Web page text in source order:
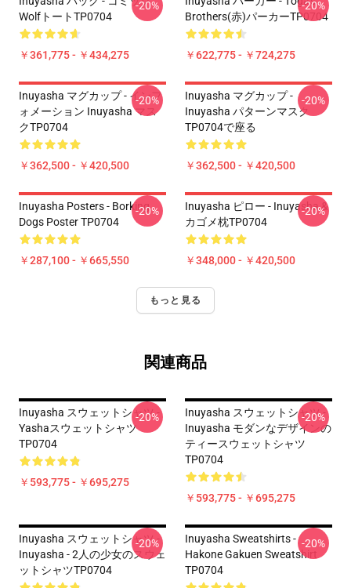
WolfトートTP0704
￥361,775 - ￥434,275
-20%
Brothers(赤)パーカーTP0704
￥622,775 - ￥724,275
-20%
Inuyasha マグカップ - インフ
ォメーション Inuyasha マス
クTP0704
￥362,500 - ￥420,500
-20%
Inuyasha マグカップ -
Inuyasha パターンマスク
TP0704で座る
￥362,500 - ￥420,500
-20%
Inuyasha Posters - Borking
Dogs Poster TP0704
￥287,100 - ￥665,550
-20%
Inuyasha ピロー - Inuyasha &
カゴメ枕TP0704
￥348,000 - ￥420,500
-20%
もっと見る
関連商品
Inuyasha スウェットシャツ -
Yashaスウェットシャツ
TP0704
￥593,775 - ￥695,275
-20%
Inuyasha スウェットシャツ -
Inuyasha モダンなデザインの
ティースウェットシャツ
TP0704
￥593,775 - ￥695,275
-20%
Inuyasha スウェットシャツ -
Inuyasha - 2人の少女のスウェ
ットシャツTP0704
-20%
Inuyasha Sweatshirts -
Hakone Gakuen Sweatshirt
TP0704
-20%